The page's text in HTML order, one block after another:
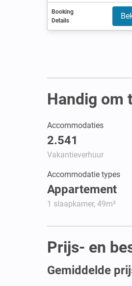
Booking
Details
Handig om
Accommodaties
2.541
Vakantieverhuur
Accommodatie types
Appartement
1 slaapkamer, 49m²
Prijs- en
Gemiddelde